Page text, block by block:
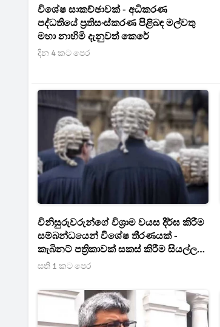
විශේෂ සාකච්ඡාවක් - අධිකරණ
පද්ධතියේ ප්‍රතිසංස්කරණ පිළිබඳ මල්වතු
මහා නාහිමි දැනුවත් කෙරේ
දින 4 කට පෙර
විනිසුරුවරුන්ගේ විශ්‍රාම වයස දීර්ඝ කිරීම
සම්බන්ධයෙන් විශේෂ තීරණයක් -
කැබිනට් පත්‍රිකාවක් සකස් කිරීම සියල්ල
සූදානම්
සති 1 කට පෙර